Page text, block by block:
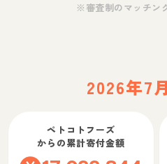
※審査制のマッチン
2026年7
ペトコトフーズ
からの累計寄付金額